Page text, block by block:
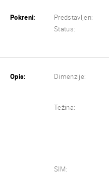
Pokreni: Predstavljen:
Status:
Opis: Dimenzije:
Težina:
SIM: